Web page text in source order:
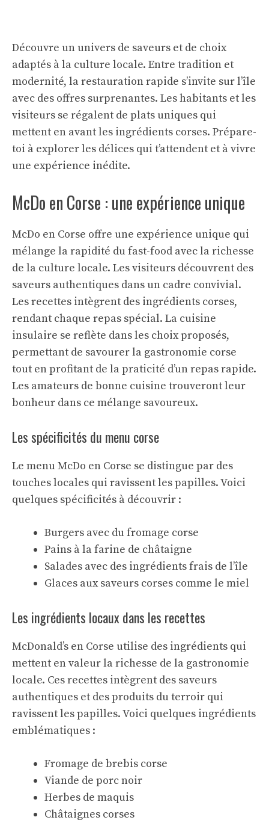
Découvre un univers de saveurs et de choix
adaptés à la culture locale. Entre tradition et
modernité, la restauration rapide s’invite sur l’île
avec des offres surprenantes. Les habitants et les
visiteurs se régalent de plats uniques qui
mettent en avant les ingrédients corses. Prépare-
toi à explorer les délices qui t’attendent et à vivre
une expérience inédite.
McDo en Corse : une expérience unique
McDo en Corse offre une expérience unique qui
mélange la rapidité du fast-food avec la richesse
de la culture locale. Les visiteurs découvrent des
saveurs authentiques dans un cadre convivial.
Les recettes intègrent des ingrédients corses,
rendant chaque repas spécial. La cuisine
insulaire se reflète dans les choix proposés,
permettant de savourer la gastronomie corse
tout en profitant de la praticité d’un repas rapide.
Les amateurs de bonne cuisine trouveront leur
bonheur dans ce mélange savoureux.
Les spécificités du menu corse
Le menu McDo en Corse se distingue par des
touches locales qui ravissent les papilles. Voici
quelques spécificités à découvrir :
Burgers avec du fromage corse
Pains à la farine de châtaigne
Salades avec des ingrédients frais de l’île
Glaces aux saveurs corses comme le miel
Les ingrédients locaux dans les recettes
McDonald’s en Corse utilise des ingrédients qui
mettent en valeur la richesse de la gastronomie
locale. Ces recettes intègrent des saveurs
authentiques et desproduits du terroir qui
ravissent les papilles. Voici quelques ingrédients
emblématiques :
Fromage de brebis corse
Viande de porc noir
Herbes de maquis
Châtaignes corses